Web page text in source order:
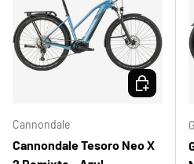
Cannondale
Cannondale Tesoro Neo X
ELEGIR